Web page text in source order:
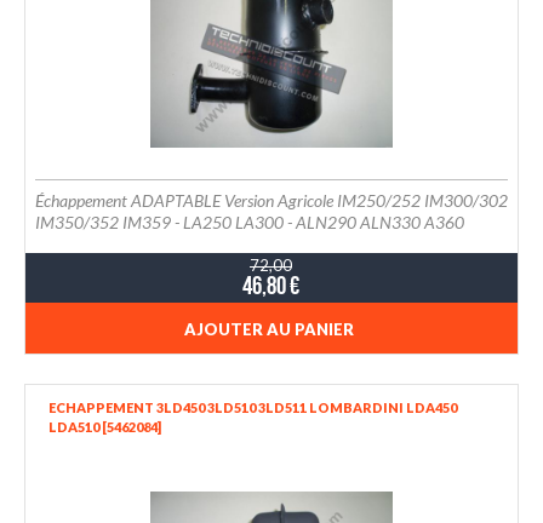
Échappement ADAPTABLE Version Agricole IM250/252 IM300/302
IM350/352 IM359 - LA250 LA300 - ALN290 ALN330 A360
72,00
46,80 €
AJOUTER AU PANIER
ECHAPPEMENT 3LD450 3LD510 3LD511 LOMBARDINI LDA450
LDA510 [5462084]